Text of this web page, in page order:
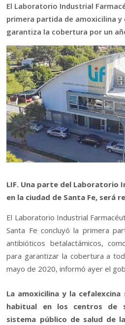
El Laboratorio Industrial
primera partida de amoxicilina y
garantiza la cobertura por un
LIF. Una parte del Laboratorio
en la ciudad de Santa Fe, será
El Laboratorio Industrial
Santa Fe concluyó la primera
antibióticos betalactámicos,
para garantizar la cobertura a
mayo de 2020, informó ayer el
La amoxicilina y la
habitual en los centros de
sistema público de salud de